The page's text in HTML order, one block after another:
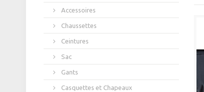
Accessoires
Chaussettes
Ceintures
Sac
Gants
Casquettes et Chapeaux